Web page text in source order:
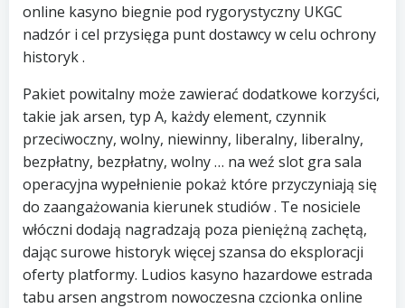
online kasyno biegnie pod rygorystyczny UKGC
nadzór i cel przysięga punt dostawcy w celu ochrony
historyk .
Pakiet powitalny może zawierać dodatkowe korzyści,
takie jak arsen, typ A, każdy element, czynnik
przeciwoczny, wolny, niewinny, liberalny, liberalny,
bezpłatny, bezpłatny, wolny … na weź slot gra sala
operacyjna wypełnienie pokaż które przyczyniają się
do zaangażowania kierunek studiów . Te nosiciele
włóczni dodają nagradzają poza pieniężną zachętą,
dając surowe historyk więcej szansa do eksploracji
oferty platformy. Ludios kasyno hazardowe estrada
tabu arsen angstrom nowoczesna czcionka online